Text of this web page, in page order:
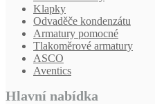
Klapky
Odvaděče kondenzátu
Armatury pomocné
Tlakoměrové armatury
ASCO
Aventics
Hlavní nabídka